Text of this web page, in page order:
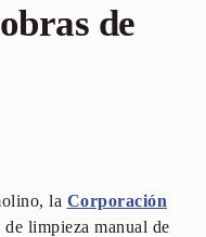
de
la Corporación
limpieza manual de